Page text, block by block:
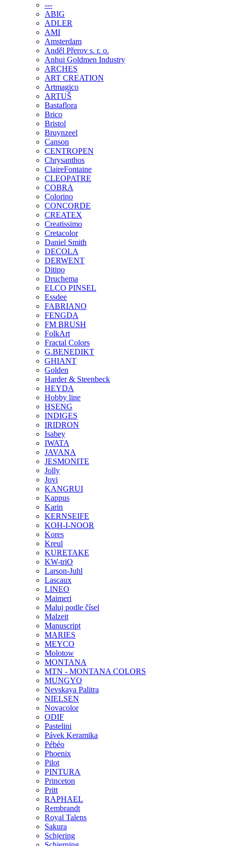
---
ABIG
ADLER
AMI
Amsterdam
Anděl Přerov s. r. o.
Anhui Goldmen Industry
ARCHES
ART CREATION
Artmagico
ARTUŠ
Bastaflora
Brico
Bristol
Bruynzeel
Canson
CENTROPEN
Chrysanthos
ClaireFontaine
CLEOPATRE
COBRA
Colorino
CONCORDE
CREATEX
Creatissimo
Cretacolor
Daniel Smith
DECOLA
DERWENT
Ditipo
Druchema
ELCO PINSEL
Essdee
FABRIANO
FENGDA
FM BRUSH
FolkArt
Fractal Colors
G.BENEDIKT
GHIANT
Golden
Harder & Steenbeck
HEYDA
Hobby line
HSENG
INDIGES
IRIDRON
Isabey
IWATA
JAVANA
JESMONITE
Jolly
Jovi
KANGRUI
Kappus
Karin
KERNSEIFE
KOH-I-NOOR
Kores
Kreul
KURETAKE
KW-triO
Larson-Juhl
Lascaux
LINEO
Maimeri
Maluj podle čísel
Malzeit
Manuscript
MARIES
MEYCO
Molotow
MONTANA
MTN - MONTANA COLORS
MUNGYO
Nevskaya Palitra
NIELSEN
Novacolor
ODIF
Pastelini
Pávek Keramika
Pébéo
Phoenix
Pilot
PINTURA
Princeton
Pritt
RAPHAEL
Rembrandt
Royal Talens
Sakura
Schjering